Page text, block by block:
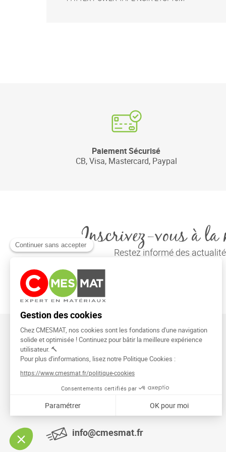
Paiement Sécurisé
CB, Visa, Mastercard, Paypal
Inscrivez-vous à la
Restez informé des
CMESMAT
91026 EVRY COURCOURONNES
info@cmesmat.fr